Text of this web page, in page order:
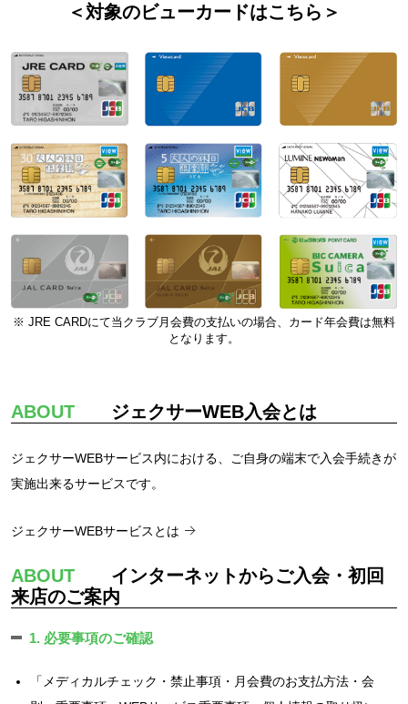
＜対象のビューカードはこちら＞
※ JRE CARDにて当クラブ月会費の支払いの場合、カード年会費は無料
となります。
ABOUT ジェクサーWEB入会とは
ジェクサーWEBサービス内における、ご自身の端末で入会手続きが
実施出来るサービスです。
ジェクサーWEBサービスとは
ABOUT インターネットからご入会・初回
来店のご案内
1. 必要事項のご確認
「メディカルチェック・禁止事項・月会費のお支払方法・会